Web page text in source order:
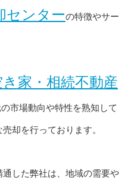
センターの特徴やサー
家・相続不動産
市場動向や特性を熟知して
却を行っております。
した弊社は、地域の需要や